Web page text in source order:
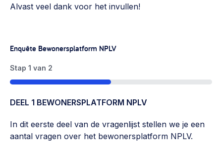
Alvast veel dank voor het invullen!
Enquête Bewonersplatform NPLV
Stap 1 van 2
50%
DEEL 1 BEWONERSPLATFORM NPLV
In dit eerste deel van de vragenlijst stellen we je een
aantal vragen over het bewonersplatform NPLV.